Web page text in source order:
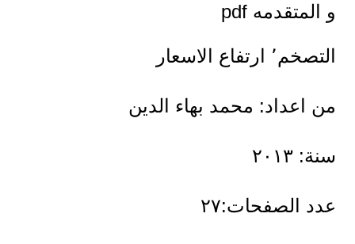
و المتقدمه pdf
التصخم٬ ارتفاع الاسعار
من اعداد: محمد بهاء الدين
سنة: ٢٠١٣
عدد الصفحات:٢٧